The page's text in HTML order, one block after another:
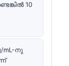
10
mL-നു